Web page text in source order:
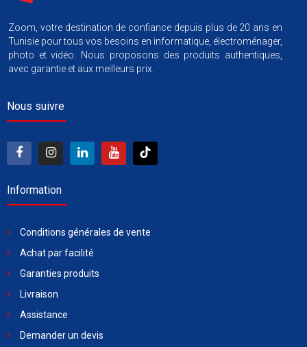
Zoom, votre destination de confiance depuis plus de 20 ans en
Tunisie pour tous vos besoins en informatique, électroménager,
photo et vidéo. Nous proposons des produits authentiques,
avec garantie et aux meilleurs prix.
Nous suivre
Information
Conditions générales de vente
Achat par facilité
Garanties produits
Livraison
Assistance
Demander un devis